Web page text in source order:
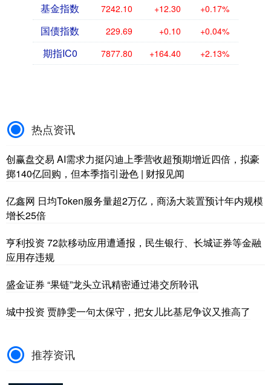
基金指数 7242.10 +12.30 +0.17%
国债指数 229.69 +0.10 +0.04%
期指IC0 7877.80 +164.40 +2.13%
热点资讯
创赢盘交易 AI需求力挺闪迪上季营收超预期增近四倍，拟豪
掷140亿回购，但本季指引逊色 | 财报见闻
亿鑫网 日均Token服务量超2万亿，商汤大装置预计年内规模
增长25倍
亨利投资 72款移动应用遭通报，民生银行、长城证券等金融
应用存违规
盛金证券 “果链”龙头立讯精密通过港交所聆讯
城中投资 贾静雯一句太保守，把女儿比基尼争议又推高了
推荐资讯